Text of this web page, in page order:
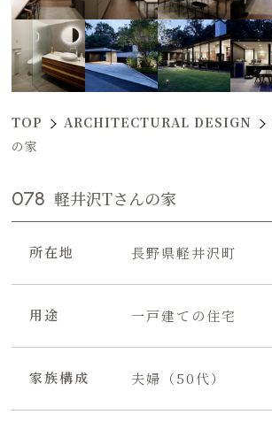
TOP ARCHITECTURAL DESIGN
の家
078 軽井沢Tさんの家
所在地 長野県軽井沢町
用途 一戸建ての住宅
家族構成 夫婦（50代）